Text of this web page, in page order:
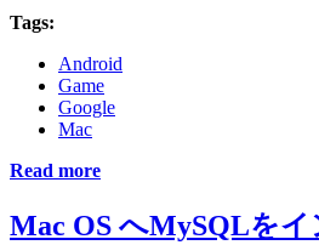
Tags:
Android
Game
Google
Mac
Read more
Mac OS へMySQLを